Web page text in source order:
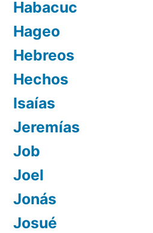
Habacuc
Hageo
Hebreos
Hechos
Isaías
Jeremías
Job
Joel
Jonás
Josué